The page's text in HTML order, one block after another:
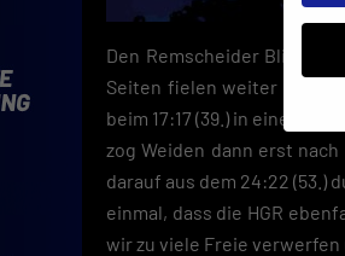
Den Remscheider
Seiten fielen weiter
beim 17:17 (39.) in einer
zog Weiden dann erst
darauf aus dem 24:22 (53.)
einmal, dass die HGR
wir zu viele Freie